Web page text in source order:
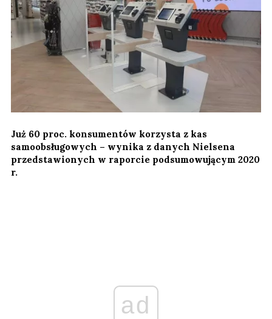
Już 60 proc. konsumentów korzysta z kas
samoobsługowych – wynika z danych Nielsena
przedstawionych w raporcie podsumowującym 2020
r.
ad